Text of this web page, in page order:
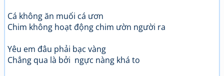
Cá không ăn muối cá ươn
Chim không hoạt động chim ườn người ra
Yêu em đâu phải bạc vàng
Chẳng qua là bởi ngực nàng khá to